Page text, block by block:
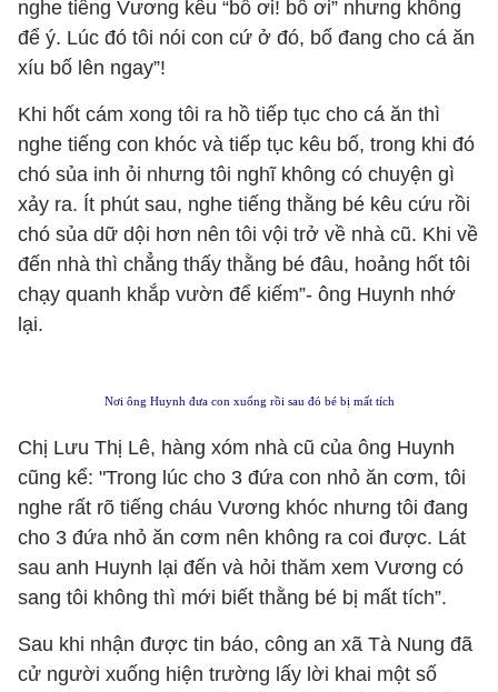
nghe tiếng Vương kêu “bố ơi! bố ơi” nhưng không
để ý. Lúc đó tôi nói con cứ ở đó, bố đang cho cá ăn
xíu bố lên ngay”!
Khi hốt cám xong tôi ra hồ tiếp tục cho cá ăn thì
nghe tiếng con khóc và tiếp tục kêu bố, trong khi đó
chó sủa inh ỏi nhưng tôi nghĩ không có chuyện gì
xảy ra. Ít phút sau, nghe tiếng thằng bé kêu cứu rồi
chó sủa dữ dội hơn nên tôi vội trở về nhà cũ. Khi về
đến nhà thì chẳng thấy thằng bé đâu, hoảng hốt tôi
chạy quanh khắp vườn để kiếm”- ông Huynh nhớ
lại.
Nơi ông Huynh đưa con xuống rồi sau đó bé bị mất tích
Chị Lưu Thị Lê, hàng xóm nhà cũ của ông Huynh
cũng kể: "Trong lúc cho 3 đứa con nhỏ ăn cơm, tôi
nghe rất rõ tiếng cháu Vương khóc nhưng tôi đang
cho 3 đứa nhỏ ăn cơm nên không ra coi được. Lát
sau anh Huynh lại đến và hỏi thăm xem Vương có
sang tôi không thì mới biết thằng bé bị mất tích”.
Sau khi nhận được tin báo, công an xã Tà Nung đã
cử người xuống hiện trường lấy lời khai một số